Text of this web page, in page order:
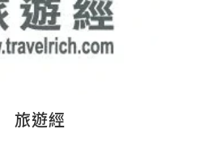
旅遊經